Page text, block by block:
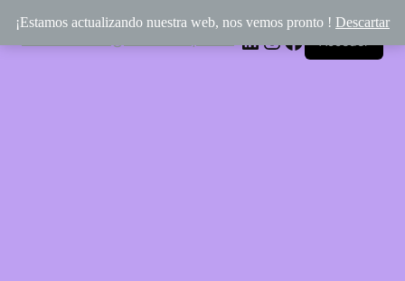
¡Estamos actualizando nuestra web, nos vemos pronto ! Descartar
LinkedIn
Instagram
Facebook